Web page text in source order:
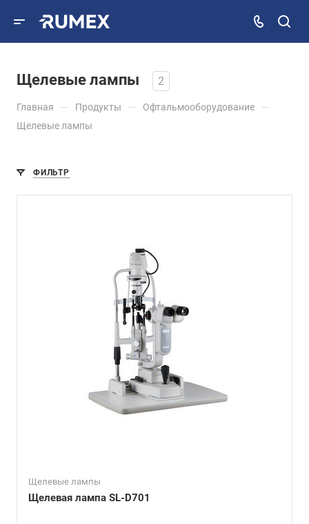
Щелевые лампы 2
Главная — Продукты — Офтальмооборудование —
Щелевые лампы
ФИЛЬТР
Щелевые лампы
Щелевая лампа SL-D701